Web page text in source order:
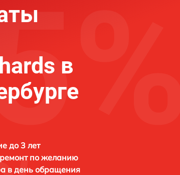
в
до 3 лет
ремонт по желанию
в день обращения